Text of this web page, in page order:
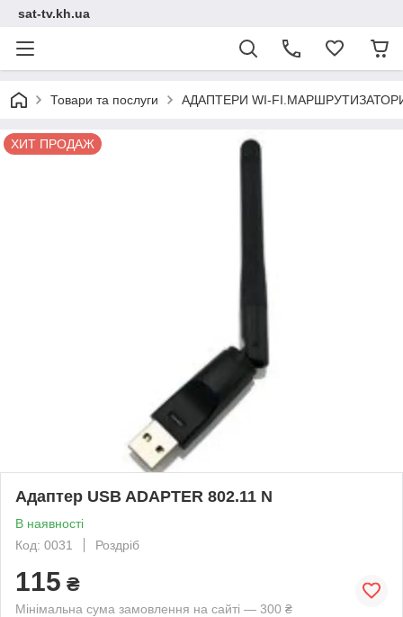
sat-tv.kh.ua
Товари та послуги АДАПТЕРИ WI-
ХИТ ПРОДАЖ
Адаптер USB ADAPTER 802.11 N
В наявності
Код: 0031
Роздріб
115 ₴
Мінімальна сума замовлення на сайті — 300 ₴